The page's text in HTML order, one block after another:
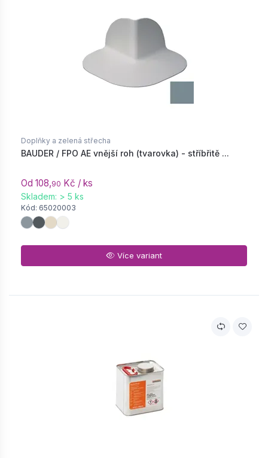
Doplňky a zelená střecha
BAUDER / FPO AE vnější roh (tvarovka) - stříbřitě ...
Od 108,90 Kč / ks
Skladem: > 5 ks
Kód: 65020003
Více variant